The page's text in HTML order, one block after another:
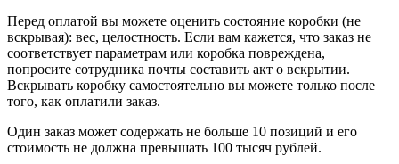
Перед оплатой вы можете оценить состояние коробки (не
вскрывая): вес, целостность. Если вам кажется, что заказ не
соответствует параметрам или коробка повреждена,
попросите сотрудника почты составить акт о вскрытии.
Вскрывать коробку самостоятельно вы можете только после
того, как оплатили заказ.
Один заказ может содержать не больше 10 позиций и его
стоимость не должна превышать 100 тысяч рублей.